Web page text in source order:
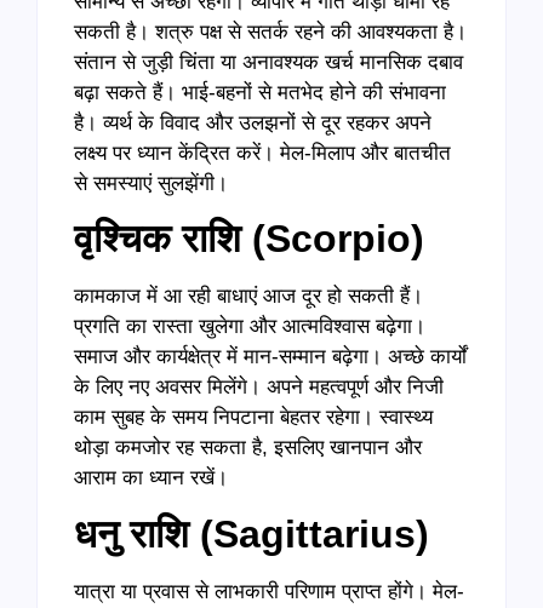
सकती है। शत्रु पक्ष से सतर्क रहने की आवश्यकता है।
संतान से जुड़ी चिंता या अनावश्यक खर्च मानसिक दबाव
बढ़ा सकते हैं। भाई-बहनों से मतभेद होने की संभावना
है। व्यर्थ के विवाद और उलझनों से दूर रहकर अपने
लक्ष्य पर ध्यान केंद्रित करें। मेल-मिलाप और बातचीत
से समस्याएं सुलझेंगी।
वृश्चिक राशि (Scorpio)
कामकाज में आ रही बाधाएं आज दूर हो सकती हैं।
प्रगति का रास्ता खुलेगा और आत्मविश्वास बढ़ेगा।
समाज और कार्यक्षेत्र में मान-सम्मान बढ़ेगा। अच्छे कार्यों
के लिए नए अवसर मिलेंगे। अपने महत्वपूर्ण और निजी
काम सुबह के समय निपटाना बेहतर रहेगा। स्वास्थ्य
थोड़ा कमजोर रह सकता है, इसलिए खानपान और
आराम का ध्यान रखें।
धनु राशि (Sagittarius)
यात्रा या प्रवास से लाभकारी परिणाम प्राप्त होंगे। मेल-